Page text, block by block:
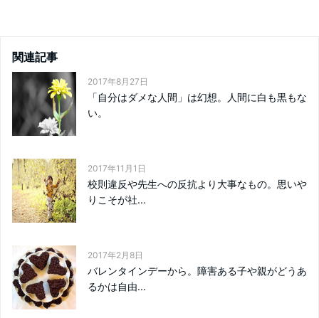
関連記事
2017年8月27日
「自分はダメな人間」は幻想。人間に白も黒もな
い。
2017年11月1日
校則違反や先生への反抗より大事なもの。思いや
りこそが社...
2017年2月8日
バレンタインデーから。障害ある子や親がどうあ
るかは自由...